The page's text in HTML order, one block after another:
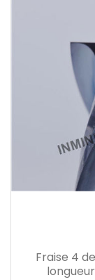
Fraise 4